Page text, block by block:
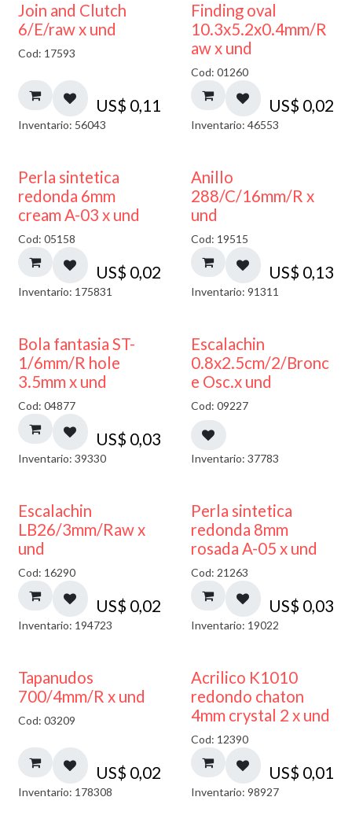
Join and Clutch
6/E/raw x und
Cod: 17593
US$ 0,11
Inventario: 56043
Finding oval
10.3x5.2x0.4mm/R
aw x und
Cod: 01260
US$ 0,02
Inventario: 46553
Perla sintetica
redonda 6mm
cream A-03 x und
Cod: 05158
US$ 0,02
Inventario: 175831
Anillo
288/C/16mm/R x
und
Cod: 19515
US$ 0,13
Inventario: 91311
Bola fantasia ST-
1/6mm/R hole
3.5mm x und
Cod: 04877
US$ 0,03
Inventario: 39330
Escalachin
0.8x2.5cm/2/Bronc
e Osc.x und
Cod: 09227
Inventario: 37783
Escalachin
LB26/3mm/Raw x
und
Cod: 16290
US$ 0,02
Inventario: 194723
Perla sintetica
redonda 8mm
rosada A-05 x und
Cod: 21263
US$ 0,03
Inventario: 19022
Tapanudos
700/4mm/R x und
Cod: 03209
US$ 0,02
Inventario: 178308
50% DESCUENTO
Acrilico K1010
redondo chaton
4mm crystal 2 x und
Cod: 12390
US$ 0,01
Inventario: 98927